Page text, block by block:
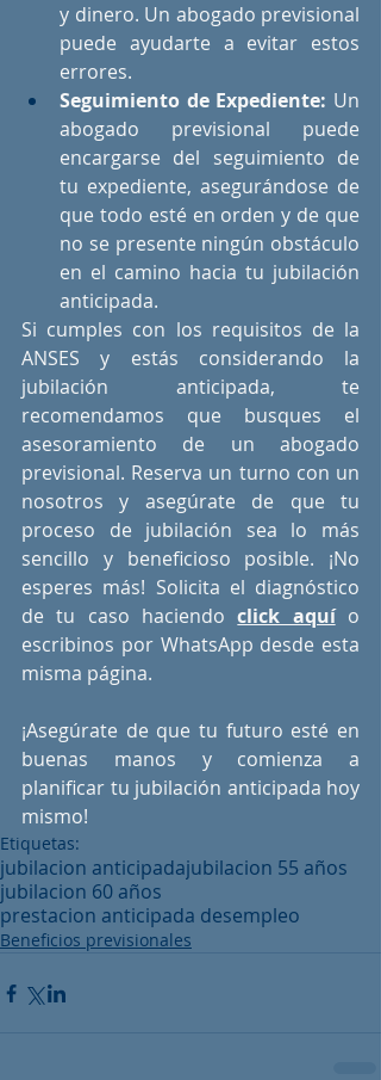
y dinero. Un abogado previsional
puede ayudarte a evitar estos
errores.
Seguimiento de Expediente: Un
abogado previsional puede
encargarse del seguimiento de
tu expediente, asegurándose de
que todo esté en orden y de que
no se presente ningún obstáculo
en el camino hacia tu jubilación
anticipada.
Si cumples con los requisitos de la
ANSES y estás considerando la
jubilación anticipada, te
recomendamos que busques el
asesoramiento de un abogado
previsional. Reserva un turno con un
nosotros y asegúrate de que tu
proceso de jubilación sea lo más
sencillo y beneficioso posible. ¡No
esperes más! Solicita el diagnóstico
de tu caso haciendo click aquí o
escribinos por WhatsApp desde esta
misma página.
¡Asegúrate de que tu futuro esté en
buenas manos y comienza a
planificar tu jubilación anticipada hoy
mismo!
Etiquetas:
jubilacion anticipadajubilacion 55 años
jubilacion 60 años
prestacion anticipada desempleo
Beneficios previsionales